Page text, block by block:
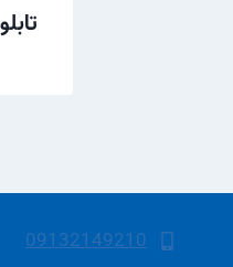
09132149210